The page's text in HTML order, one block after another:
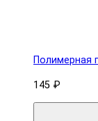
Полимерная
145 ₽